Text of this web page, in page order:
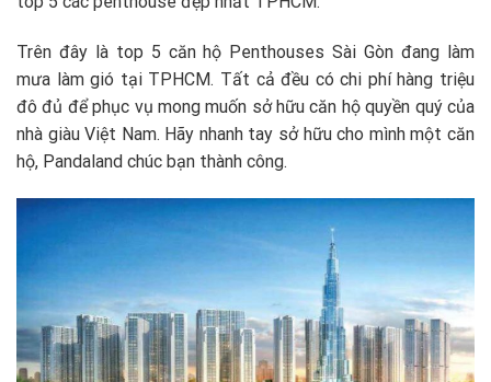
Trên đây là top 5 căn hộ Penthouses Sài Gòn đang làm
mưa làm gió tại TPHCM. Tất cả đều có chi phí hàng triệu
đô đủ để phục vụ mong muốn sở hữu căn hộ quyền quý của
nhà giàu Việt Nam. Hãy nhanh tay sở hữu cho mình một căn
hộ, Pandaland chúc bạn thành công.